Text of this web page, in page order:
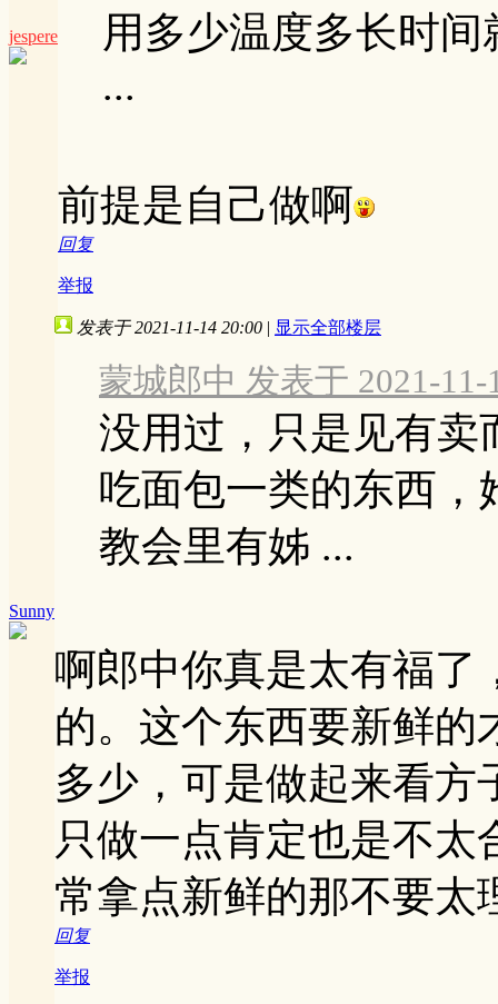
jespere
用多少温度多长时
...
前提是自己做啊
回复
举报
Sunny
发表于 2021-11-14 20:00 | 显示全部楼层
蒙城郎中 发表于 2021-11-
没用过，只是见有卖
吃面包一类的东西，
教会里有姊 ...
啊郎中你真是太有福了
的。这个东西要新鲜的
多少，可是做起来看方
只做一点肯定也是不
常拿点新鲜的那不要太
回复
举报